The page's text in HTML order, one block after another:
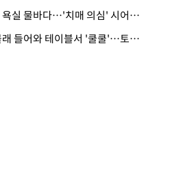
· 냄비 태우고 욕실 물바다…'치매 의심' 시어머니 검사 권유했다가 '날벼락'
· 새벽 식당 몰래 들어와 테이블서 '쿨쿨'…토사물 남기고 사라진 남성